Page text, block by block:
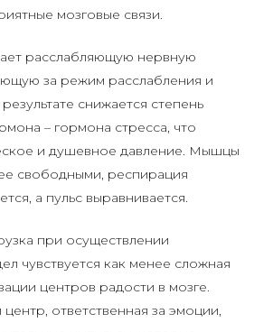
мозговые связи.
расслабляющую нервную
за режим расслабления и
снижается степень
– гормона стресса, что
и душевное давление. Мышцы
свободными, респирация
а пульс выравнивается.
при осуществлении
чувствуется как менее сложная
центров радости в мозге.
ответственная за эмоции,